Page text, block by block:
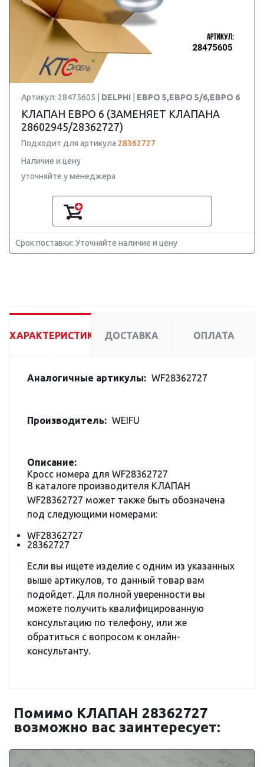
Артикул: 28475605 | DELPHI ЕВРО 5,ЕВРО 5/6,ЕВРО 6
КЛАПАН ЕВРО 6 (ЗАМЕНЯЕТ КЛАПАНА
28602945/28362727)
Подходит для артикула 28362727
Наличие и цену
уточняйте у менеджера
Срок поставки: Уточняйте наличие и цену
ХАРАКТЕРИСТИКИ ДОСТАВКА ОПЛАТА
Аналогичные артикулы: WF28362727
Производитель: WEIFU
Описание:
Кросс номера для WF28362727
В каталоге производителя КЛАПАН
WF28362727 может также быть обозначена
под следующими номерами:
WF28362727
28362727
Если вы ищете изделие с одним из указанных
выше артикулов, то данный товар вам
подойдет. Для полной уверенности вы
можете получить квалифицированную
консультацию по телефону, или же
обратиться с вопросом к онлайн-
консультанту.
Помимо КЛАПАН 28362727
возможно вас заинтересует: